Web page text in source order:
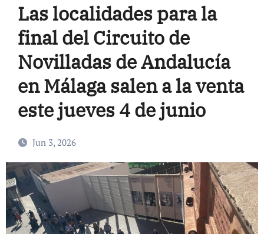
Las localidades para la
final del Circuito de
Novilladas de Andalucía
en Málaga salen a la venta
este jueves 4 de junio
Jun 3, 2026